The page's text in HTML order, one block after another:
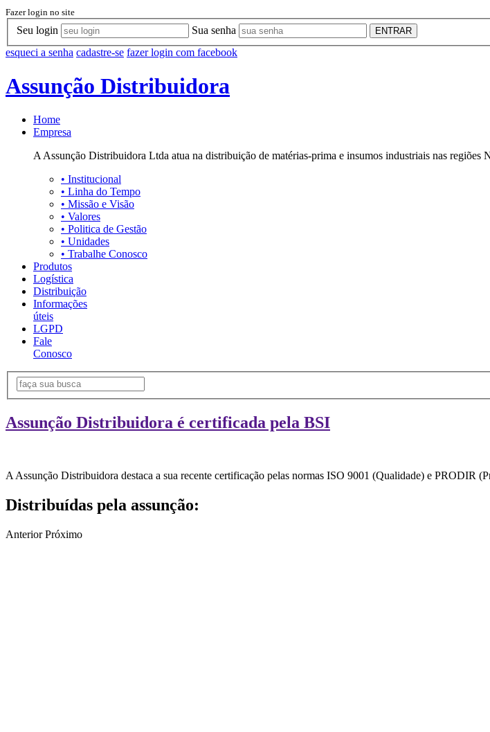
Fazer login no site
Seu login Sua senha ENTRAR
esqueci a senha cadastre-se fazer login com facebook
Assunção Distribuidora
Home
Empresa
A Assunção Distribuidora Ltda atua na distribuição de matérias-prima e insumos industriais nas regiões
• Institucional
• Linha do Tempo
• Missão e Visão
• Valores
• Politica de Gestão
• Unidades
• Trabalhe Conosco
Produtos
Logística
Distribuição
Informações
úteis
LGPD
Fale
Conosco
Assunção Distribuidora é certificada pela BSI
A Assunção Distribuidora destaca a sua recente certificação pelas normas ISO 9001 (Qualidade) e PRODIR
Distribuídas pela assunção:
Anterior Próximo